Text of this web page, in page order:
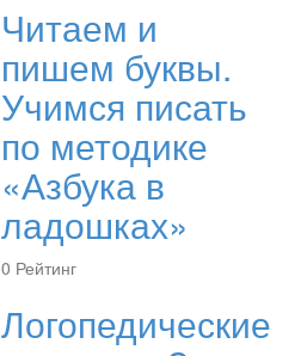
Читаем и
пишем буквы.
Учимся писать
по методике
«Азбука в
ладошках»
0 Рейтинг
Логопедические